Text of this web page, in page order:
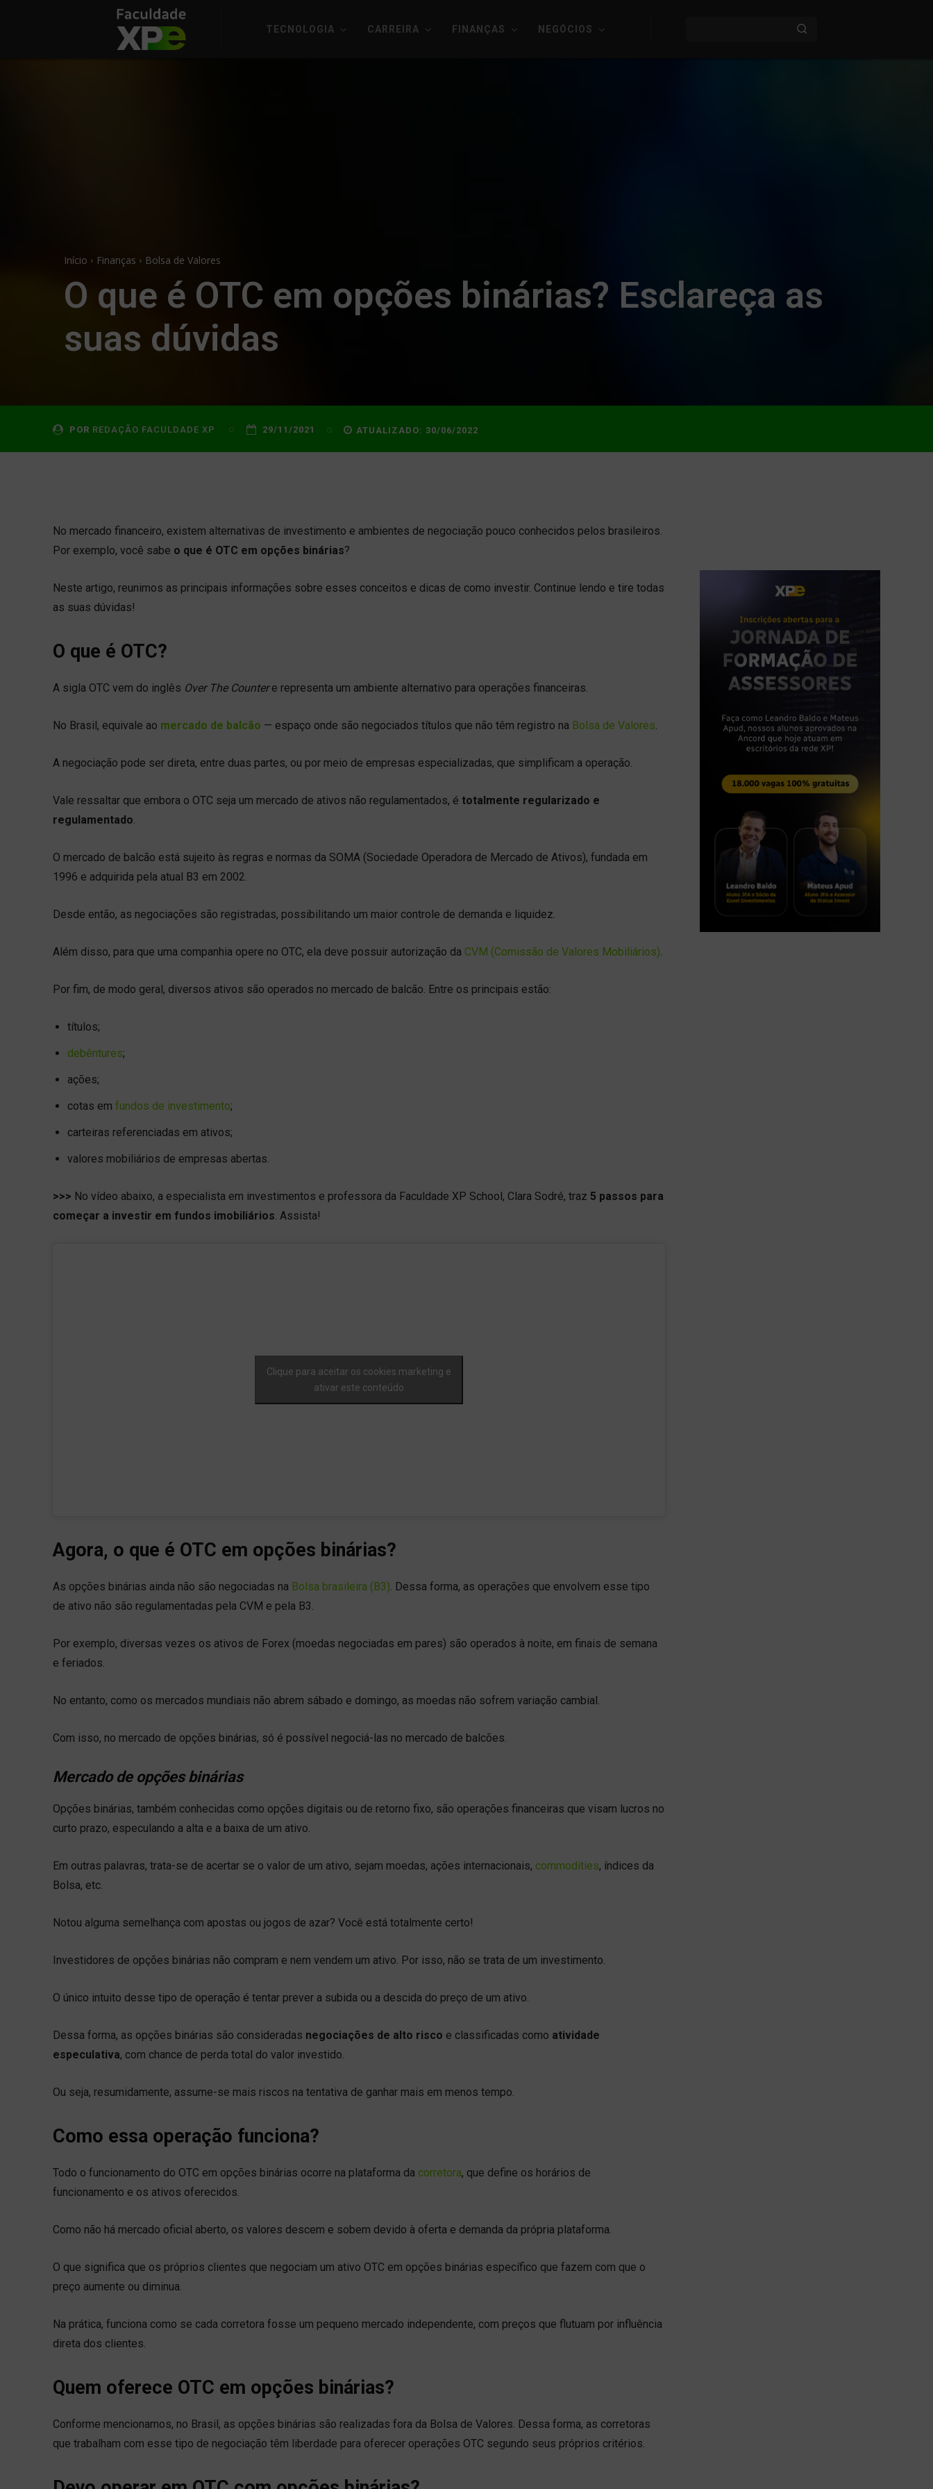
TECNOLOGIA CARREIRA FINANÇAS NEGÓCIOS
Início Finanças Bolsa de Valores
O que é OTC em opções binárias? Esclareça as
suas dúvidas
POR REDAÇÃO FACULDADE XP 29/11/2021 ATUALIZADO: 30/06/2022
No mercado financeiro, existem alternativas de investimento e ambientes de negociação pouco conhecidos pelos brasileiros.
Por exemplo, você sabe o que é OTC em opções binárias?
Neste artigo, reunimos as principais informações sobre esses conceitos e dicas de como investir. Continue lendo e tire todas
as suas dúvidas!
O que é OTC?
A sigla OTC vem do inglês Over The Countere representa um ambiente alternativo para operações financeiras.
No Brasil, equivale ao mercado de balcão — espaço onde são negociados títulos que não têm registro na Bolsa de Valores
A negociação pode ser direta, entre duas partes, ou por meio de empresas especializadas, que simplificam a operação.
Vale ressaltar que embora o OTC seja um mercado de ativos não regulamentados, é totalmente regularizado e
regulamentado
O mercado de balcão está sujeito às regras e normas da SOMA (Sociedade Operadora de Mercado de Ativos), fundada em
1996 e adquirida pela atual B3 em 2002.
Desde então, as negociações são registradas, possibilitando um maior controle de demanda e liquidez.
Além disso, para que uma companhia opere no OTC, ela deve possuir autorização da CVM (Comissão de Valores Mobiliários)
Por fim, de modo geral, diversos ativos são operados no mercado de balcão. Entre os principais estão:
títulos;
debêntures;
ações;
cotas em fundos de investimento;
carteiras referenciadas em ativos;
valores mobiliários de empresas abertas.
>>> No vídeo abaixo, a especialista em investimentos e professora da Faculdade XP School, Clara Sodré, traz 5 passos para
começar a investir em fundos imobiliários . Assista!
Clique para aceitar os cookies marketing e
ativar este conteúdo
Agora, o que é OTC em opções binárias?
As opções binárias ainda não são negociadas na Bolsa brasileira (B3) . Dessa forma, as operações que envolvem esse tipo
de ativo não são regulamentadas pela CVM e pela B3.
Por exemplo, diversas vezes os ativos de Forex (moedas negociadas em pares) são operados à noite, em finais de semana
e feriados.
No entanto, como os mercados mundiais não abrem sábado e domingo, as moedas não sofrem variação cambial.
Com isso, no mercado de opções binárias, só é possível negociá-las no mercado de balcões.
Mercado de opções binárias
Opções binárias, também conhecidas como opções digitais ou de retorno fixo, são operações financeiras que visam lucros no
curto prazo, especulando a alta e a baixa de um ativo.
Em outras palavras, trata-se de acertar se o valor de um ativo, sejam moedas, ações internacionais, commodities, índices da
Bolsa, etc.
Notou alguma semelhança com apostas ou jogos de azar? Você está totalmente certo!
Investidores de opções binárias não compram e nem vendem um ativo. Por isso, não se trata de um investimento.
O único intuito desse tipo de operação é tentar prever a subida ou a descida do preço de um ativo.
Dessa forma, as opções binárias são consideradas negociações de alto risco e classificadas como atividade
especulativa, com chance de perda total do valor investido.
Ou seja, resumidamente, assume-se mais riscos na tentativa de ganhar mais em menos tempo.
Como essa operação funciona?
Todo o funcionamento do OTC em opções binárias ocorre na plataforma da corretora, que define os horários de
funcionamento e os ativos oferecidos.
Como não há mercado oficial aberto, os valores descem e sobem devido à oferta e demanda da própria plataforma.
O que significa que os próprios clientes que negociam um ativo OTC em opções binárias específico que fazem com que o
preço aumente ou diminua.
Na prática, funciona como se cada corretora fosse um pequeno mercado independente, com preços que flutuam por influência
direta dos clientes.
Quem oferece OTC em opções binárias?
Conforme mencionamos, no Brasil, as opções binárias são realizadas fora da Bolsa de Valores. Dessa forma, as corretoras
que trabalham com esse tipo de negociação têm liberdade para oferecer operações OTC segundo seus próprios critérios.